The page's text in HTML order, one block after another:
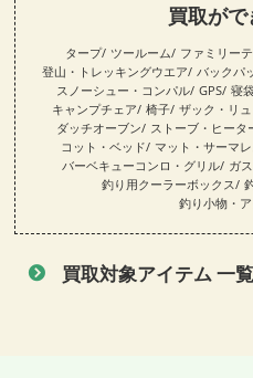
買取が
タープ ツールーム ファミリー
登山・トレッキングウエア
バックパ
スノーシュー・コンパル GPS 寝
キャンプチェア 椅子 ザック・リ
ダッチオーブン
ストーブ・ヒータ
コット・ベッド
マット・サーマ
バーベキューコンロ・グリル ガ
釣り用クーラーボックス
釣り小物・
買取対象アイテム 一覧